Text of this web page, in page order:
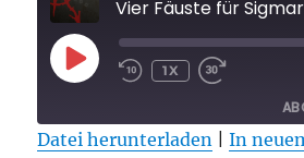
PLAY
EPISODE
1X
Datei herunterladen |In